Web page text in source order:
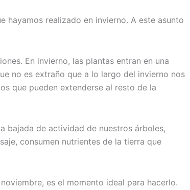
hayamos realizado en invierno. A este asunto
En invierno, las plantas entran en una
no es extraño que a lo largo del invierno nos
que pueden extenderse al resto de la
bajada de actividad de nuestros árboles,
consumen nutrientes de la tierra que
es el momento ideal para hacerlo.